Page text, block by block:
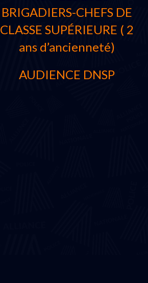
BRIGADIERS-CHEFS DE
CLASSE SUPÉRIEURE ( 2
ans d’ancienneté)
AUDIENCE DNSP